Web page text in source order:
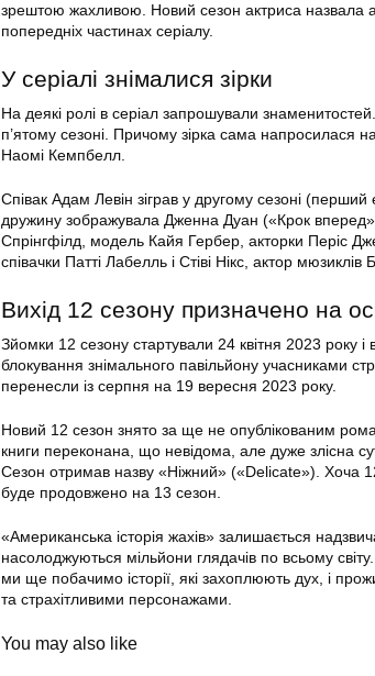
зрештою жахливою. Новий сезон актриса назвала
попередніх частинах серіалу.
У серіалі знімалися зірки
На деякі ролі в серіал запрошували
п’ятому сезоні. Причому зірка сама напросилася
Наомі Кемпбелл.
Співак Адам Левін зіграв у другому сезоні
дружину зображувала Дженна Дуан («Крок
Спрінгфілд, модель Кайя Гербер, акторки Періс
співачки Патті Лабелль і Стіві Нікс, актор мюзиклів
Вихід 12 сезону призначено на
Зйомки 12 сезону стартували 24 квітня 2023 року
блокування знімального павільйону учасниками
перенесли із серпня на 19 вересня 2023 року.
Новий 12 сезон знято за ще не опублікованим
книги переконана, що невідома, але дуже злісна
Сезон отримав назву «Ніжний» («Delicate»). Хоча
буде продовжено на 13 сезон.
«Американська історія жахів» залишається
насолоджуються мільйони глядачів по всьому
ми ще побачимо історії, які захоплюють дух, і
та страхітливими персонажами.
You may also like